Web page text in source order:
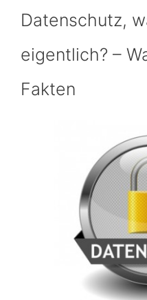
Datenschutz,
eigentlich? –
Fakten